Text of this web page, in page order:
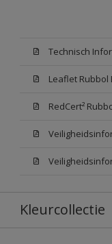
Leaflet Rubbol
RedCert²
Kleurcollectie